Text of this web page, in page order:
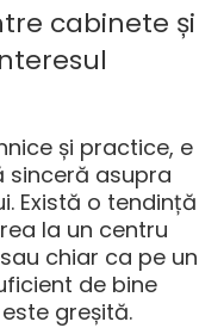
cabinete și
și practice, e
sinceră asupra
Există o tendință
la un centru
chiar ca pe un
de bine
greșită.